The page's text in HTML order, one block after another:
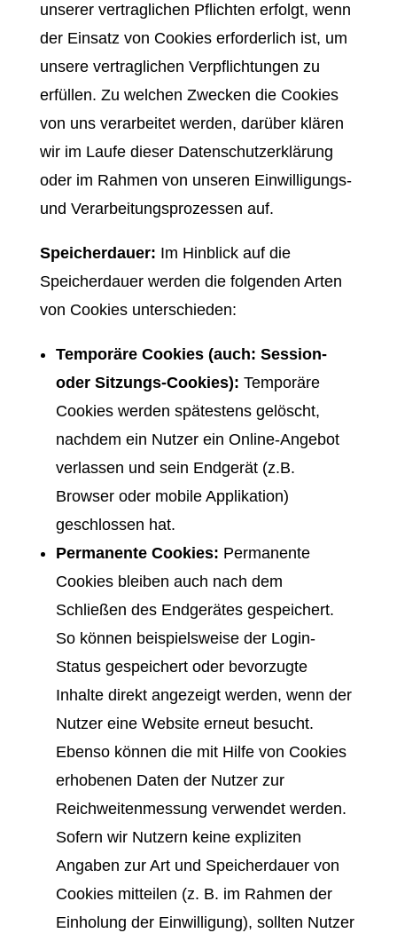
unserer vertraglichen Pflichten erfolgt, wenn
der Einsatz von Cookies erforderlich ist, um
unsere vertraglichen Verpflichtungen zu
erfüllen. Zu welchen Zwecken die Cookies
von uns verarbeitet werden, darüber klären
wir im Laufe dieser Datenschutzerklärung
oder im Rahmen von unseren Einwilligungs-
und Verarbeitungsprozessen auf.
Speicherdauer: Im Hinblick auf die
Speicherdauer werden die folgenden Arten
von Cookies unterschieden:
Temporäre Cookies (auch: Session-
oder Sitzungs-Cookies): Temporäre
Cookies werden spätestens gelöscht,
nachdem ein Nutzer ein Online-Angebot
verlassen und sein Endgerät (z.B.
Browser oder mobile Applikation)
geschlossen hat.
Permanente Cookies: Permanente
Cookies bleiben auch nach dem
Schließen des Endgerätes gespeichert.
So können beispielsweise der Login-
Status gespeichert oder bevorzugte
Inhalte direkt angezeigt werden, wenn der
Nutzer eine Website erneut besucht.
Ebenso können die mit Hilfe von Cookies
erhobenen Daten der Nutzer zur
Reichweitenmessung verwendet werden.
Sofern wir Nutzern keine expliziten
Angaben zur Art und Speicherdauer von
Cookies mitteilen (z. B. im Rahmen der
Einholung der Einwilligung), sollten Nutzer